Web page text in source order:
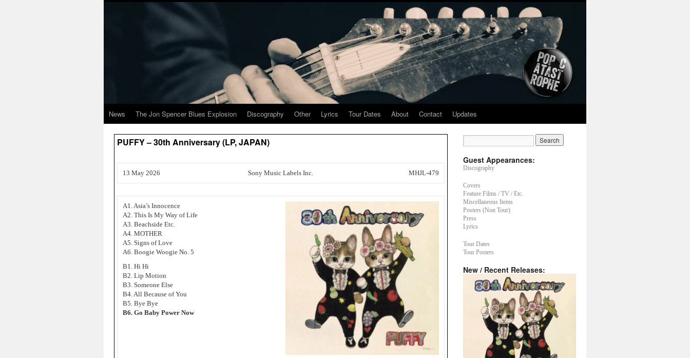
News The Jon Spencer Blues Explosion Discography Other Lyrics Tour Dates About Contact Updates
PUFFY – 30th Anniversary (LP, JAPAN)
13 May 2026 Sony Music Labels Inc. MHJL-479
A1. Asia’s Innocence
A2. This Is My Way of Life
A3. Beachside Etc.
A4. MOTHER
A5. Signs of Love
A6. Boogie Woogie No. 5
B1. Hi Hi
B2. Lip Motion
B3. Someone Else
B4. All Because of You
B5. Bye Bye
B6. Go Baby Power Now
Guest Appearances:
Discography
Covers
Feature Films / TV / Etc.
Miscellaneous Items
Posters (Non Tour)
Press
Lyrics
Tour Dates
Tour Posters
New / Recent Releases: